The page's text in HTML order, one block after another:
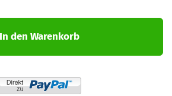
In den Warenkorb